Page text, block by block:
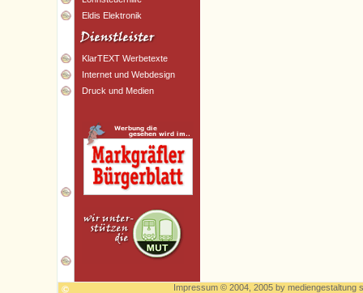
Eldis Elektronik
KlarTEXT Werbetexte
Internet und Webdesign
Druck und Medien
Impressum © 2004, 2005 by mediengestaltung